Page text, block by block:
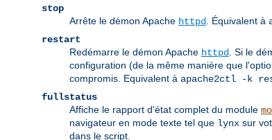
stop
Arrête le démon Apache httpd . Équivalent à
restart
Redémarre le démon Apache httpd
. Si le
configuration (de la même manière que
compromis. Equivalent à apache2ctl -k
fullstatus
Affiche le rapport d'état complet du module
navigateur en mode texte tel que lynx sur
dans le script.